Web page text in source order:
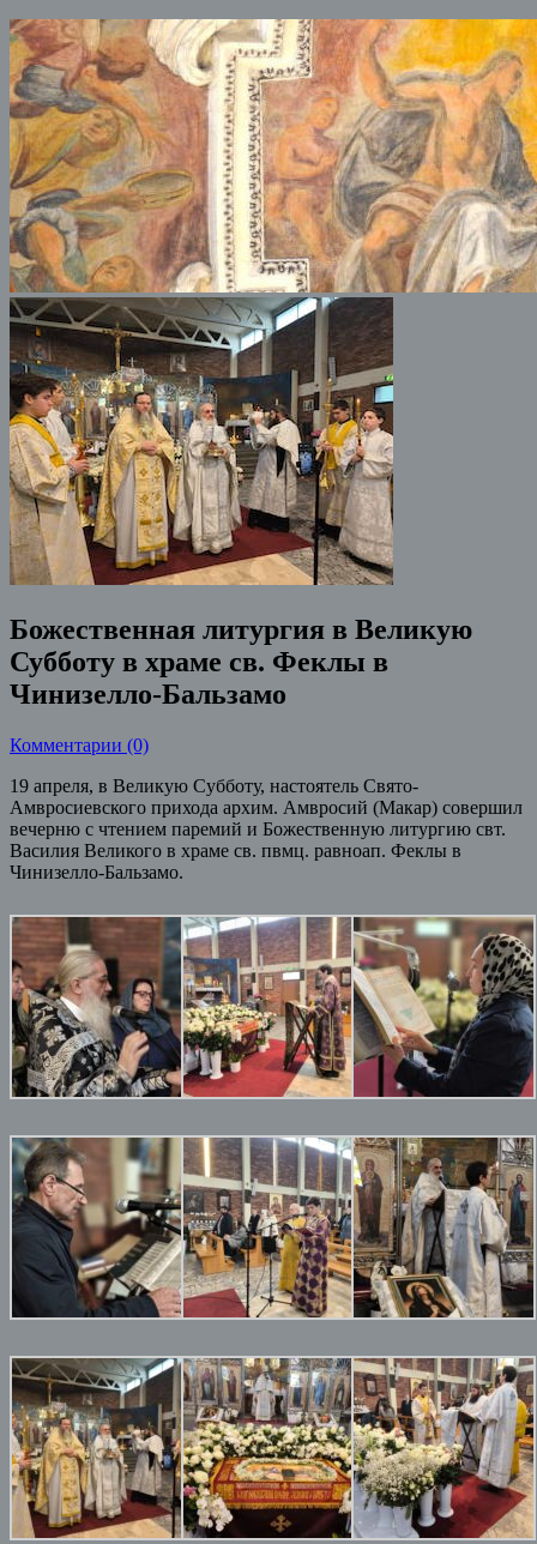
Божественная литургия в Великую
Субботу в храме св. Феклы в
Чинизелло-Бальзамо
Комментарии (0)
19 апреля, в Великую Субботу, настоятель Свято-
Амвросиевского прихода архим. Амвросий (Макар) совершил
вечерню с чтением паремий и Божественную литургию свт.
Василия Великого в храме св. пвмц. равноап. Феклы в
Чинизелло-Бальзамо.